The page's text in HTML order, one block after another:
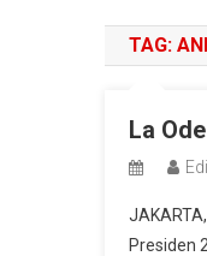
TAG:
La
Presiden